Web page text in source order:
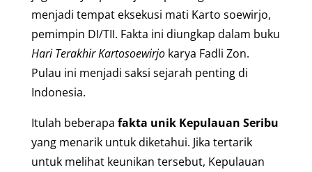
menjadi tempat eksekusi mati Karto soewirjo,
pemimpin DI/TII. Fakta ini diungkap dalam buku
Hari Terakhir Kartosoewirjokarya Fadli Zon.
Pulau ini menjadi saksi sejarah penting di
Indonesia.
Itulah beberapa fakta unik Kepulauan Seribu
yang menarik untuk diketahui. Jika tertarik
untuk melihat keunikan tersebut, Kepulauan